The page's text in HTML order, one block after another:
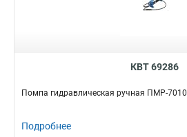
КВТ 69286
Помпа гидравлическая ручная ПМР-7010
Подробнее